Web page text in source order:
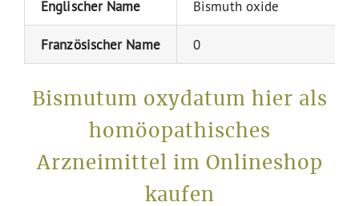
Englischer Name Bismuth oxide
Französischer Name 0
Bismutum oxydatum hier als
homöopathisches
Arzneimittel im Onlineshop
kaufen